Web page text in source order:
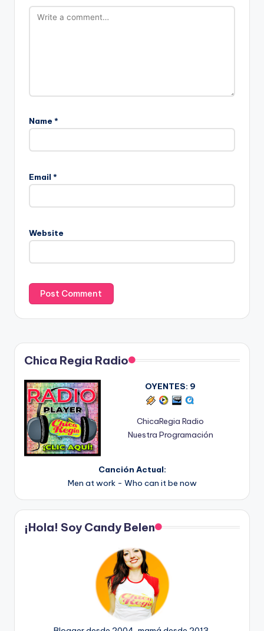
Name *
Email *
Website
Chica Regia Radio
OYENTES: 9
ChicaRegia Radio
Nuestra Programación
Canción Actual:
Men at work - Who can it be now
¡Hola! Soy Candy Belen